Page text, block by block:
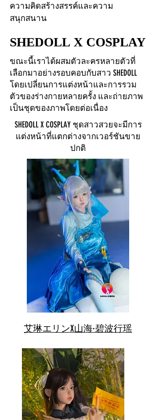
ความคิดสร้างสรรค์และความ
สนุกสนาน
SHEDOLL X COSPLAY
SHEDOLL X COSPLAY
ขณะนี้เราได้ผสมตัวละครหลายตัวที่
เลือกมาอย่างรอบคอบกับสาว SHEDOLL
โดยเปลี่ยนการแต่งหน้าและการรวม
ตัวของร่างกายหลายครั้ง และถ่ายภาพ
เป็นชุดของภาพโดยต่อเนื่อง
SHEDOLL X COSPLAY ชุดสาวสวยจะมีการ
แต่งหน้าที่แตกต่างจากเวอร์ชันขาย
ปกติ
艾琳エリンX山海·碧波行瑶